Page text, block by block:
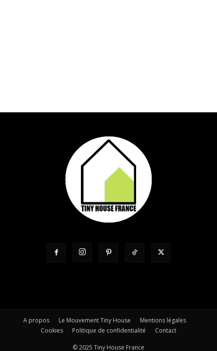
A propos Le Mouvement Tiny House
Mentions légales
Cookies
Politique de confidentialité Contact
© 2025 Tiny House France